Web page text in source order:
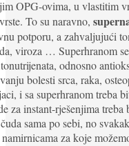
OPG-ovima, u vlastitim
To su naravno,
potporu, a zahvaljujući
viroza … Superhranom
odnosno
bolesti srca, raka,
i sa superhranom treba
za instant-rješenjima
sama po sebi, no
za koje